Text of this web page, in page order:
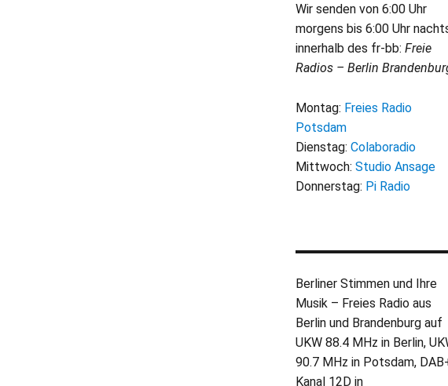
Wir senden von 6:00 Uhr
morgens bis 6:00 Uhr
innerhalb des fr-bb: Freie
Radios – Berlin
Montag: Freies Radio
Potsdam
Dienstag: Colaboradio
Mittwoch: Studio Ansage
Donnerstag: Pi Radio
Berliner Stimmen und Ihre
Musik – Freies Radio aus
Berlin und Brandenburg auf
UKW 88.4 MHz in Berlin,
90.7 MHz in Potsdam,
Kanal 12D in